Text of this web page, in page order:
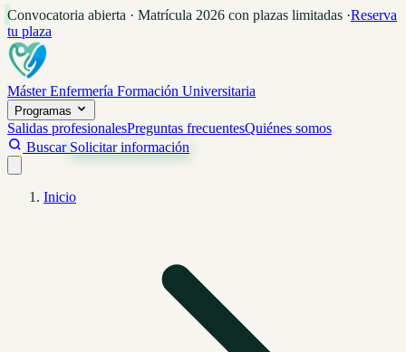
Convocatoria abierta · Matrícula 2026 con plazas limitadas ·Reserva
tu plaza
Máster Enfermería Formación Universitaria
Programas
Salidas profesionalesPreguntas frecuentesQuiénes somos
Buscar Solicitar información
Inicio